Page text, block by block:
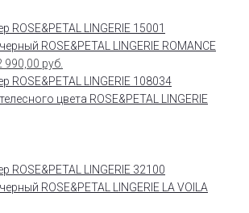
ROSE&PETAL LINGERIE ROMANCE
990,00 руб.
цвета ROSE&PETAL LINGERIE
ROSE&PETAL LINGERIE LA VOILA